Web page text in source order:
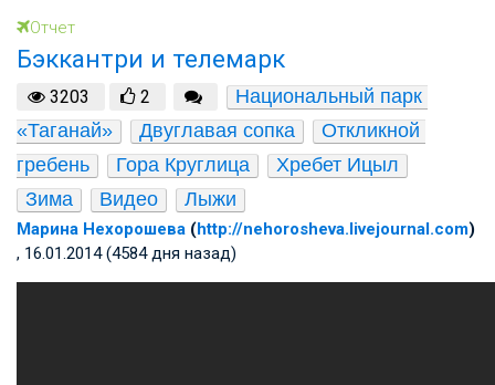
Отчет
Бэккантри и телемарк
3203 2
Национальный парк
«Таганай»
Двуглавая сопка
Откликной
гребень
Гора Круглица
Хребет Ицыл
Зима
Видео Лыжи
Марина Нехорошева (http://nehorosheva.livejournal.com)
, 16.01.2014 (4584 дня назад)